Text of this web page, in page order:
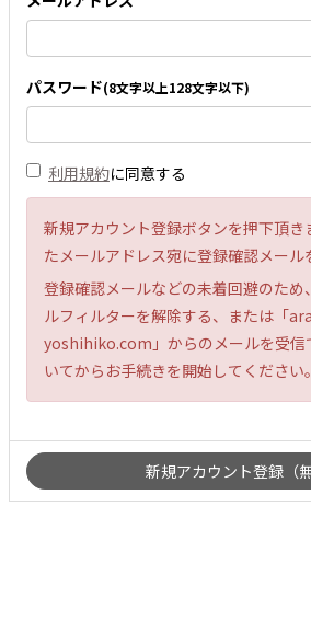
パスワード(8文字以上128文字以下)
利用規約に同意する
新規アカウント登録ボタンを押下頂き
たメールアドレス宛に登録確認メール
登録確認メールなどの未着回避のため
ルフィルターを解除する、または「
yoshihiko.com」からのメールを受信
いてからお手続きを開始してください。